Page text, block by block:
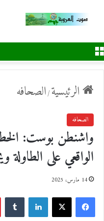
الرئيسية/الصحافه
الصحافه
واشنطن بوست:
الواقعي على الطاولة
14 مارس، 2025